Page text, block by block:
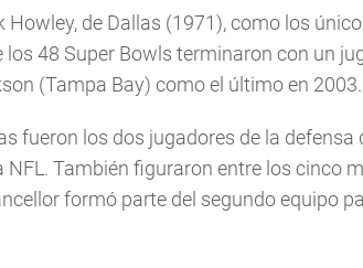
de Dallas (1971), como los
48 Super Bowls terminaron con un
(Tampa Bay) como el último en 2003.
fueron los dos jugadores de la defensa
También figuraron entre los cinco
formó parte del segundo equipo